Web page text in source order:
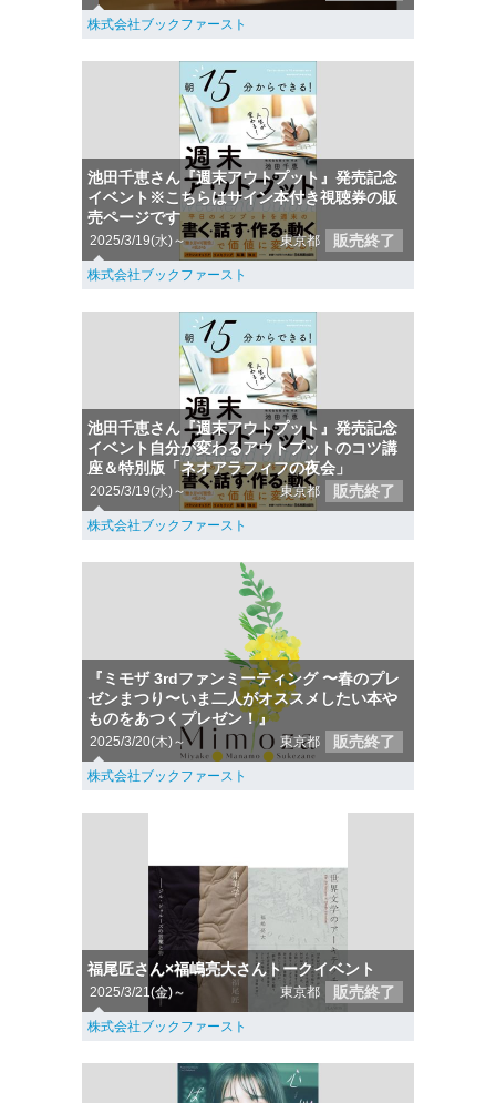
株式会社ブックファースト
池田千恵さん『週末アウトプット』発売記念
イベント※こちらはサイン本付き視聴券の販
売ページです
2025/3/19(水)～ 東京都 販売終了
株式会社ブックファースト
池田千恵さん『週末アウトプット』発売記念
イベント自分が変わるアウトプットのコツ講
座＆特別版「ネオアラフィフの夜会」
2025/3/19(水)～ 東京都 販売終了
株式会社ブックファースト
『ミモザ 3rdファンミーティング 〜春のプレ
ゼンまつり〜いま二人がオススメしたい本や
ものをあつくプレゼン！』
2025/3/20(木)～ 東京都 販売終了
株式会社ブックファースト
福尾匠さん×福嶋亮大さんトークイベント
2025/3/21(金)～ 東京都 販売終了
株式会社ブックファースト